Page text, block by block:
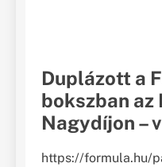
Duplázott a
bokszban az
Nagydíjon –
https://formula.hu/